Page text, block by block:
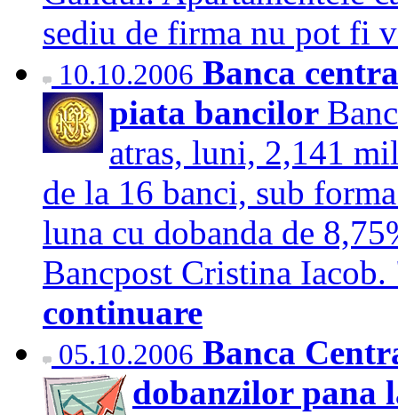
sediu de firma nu pot
10.10.2006 Banca
piata bancilor
atras, luni, 2,141
de la 16 banci, sub
luna cu dobanda de
Bancpost Cristina
continuare
05.10.2006 Banca
dobanzilor pana